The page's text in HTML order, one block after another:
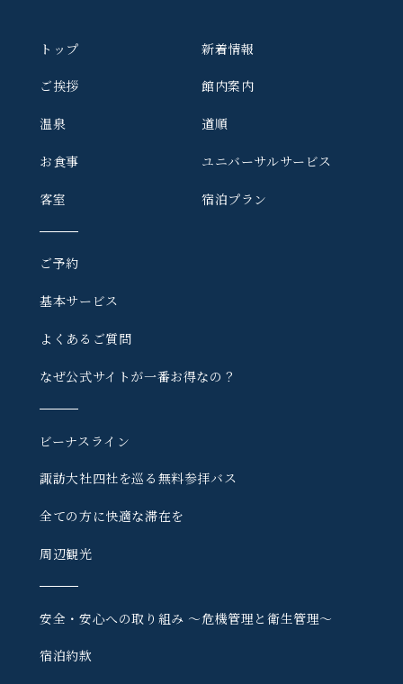
トップ
ご挨拶
温泉
お食事
客室
新着情報
館内案内
道順
ユニバーサルサービス
宿泊プラン
ご予約
基本サービス
よくあるご質問
なぜ公式サイトが一番お得なの？
ビーナスライン
諏訪大社四社を巡る 無料参拝バス
全ての方に快適な滞在を
周辺観光
安全・安心への取り組み 〜危機管理と衛生管理〜
宿泊約款